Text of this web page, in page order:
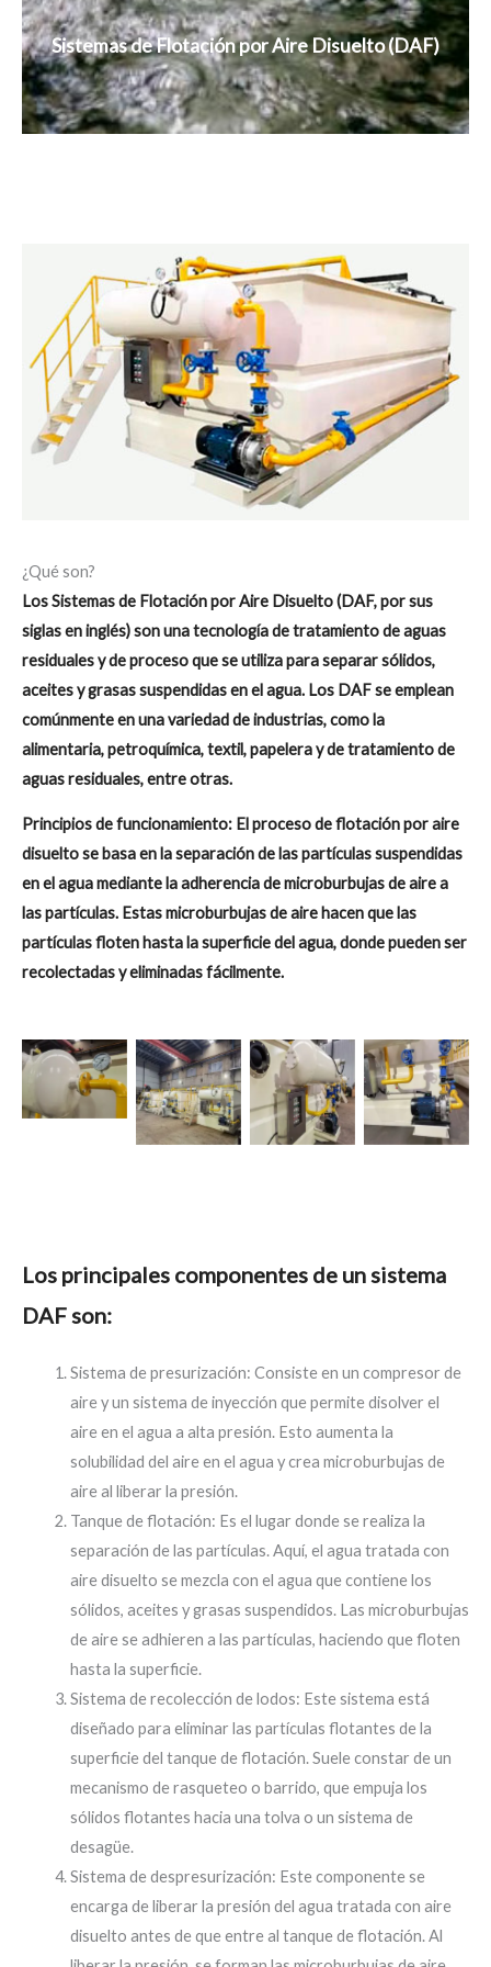
Sistemas de Flotación por Aire Disuelto (DAF)
¿Qué son?
Los Sistemas de Flotación por Aire Disuelto (DAF, por sus
siglas en inglés) son una tecnología de tratamiento de aguas
residuales y de proceso que se utiliza para separar sólidos,
aceites y grasas suspendidas en el agua. Los DAF se emplean
comúnmente en una variedad de industrias, como la
alimentaria, petroquímica, textil, papelera y de tratamiento de
aguas residuales, entre otras.
Principios de funcionamiento: El proceso de flotación por aire
disuelto se basa en la separación de las partículas suspendidas
en el agua mediante la adherencia de microburbujas de aire a
las partículas. Estas microburbujas de aire hacen que las
partículas floten hasta la superficie del agua, donde pueden ser
recolectadas y eliminadas fácilmente.
Imagen
ilustrativa,
Imagen
ilustrativa,
el diseño
Imagen
ilustrativa,
el diseño
Imagen
ilustrativa,
el diseño
Los principales componentes de un sistema
DAF son:
Sistema de presurización: Consiste en un compresor de
aire y un sistema de inyección que permite disolver el
aire en el agua a alta presión. Esto aumenta la
solubilidad del aire en el agua y crea microburbujas de
aire al liberar la presión.
Tanque de flotación: Es el lugar donde se realiza la
separación de las partículas. Aquí, el agua tratada con
aire disuelto se mezcla con el agua que contiene los
sólidos, aceites y grasas suspendidos. Las microburbujas
de aire se adhieren a las partículas, haciendo que floten
hasta la superficie.
Sistema de recolección de lodos: Este sistema está
diseñado para eliminar las partículas flotantes de la
superficie del tanque de flotación. Suele constar de un
mecanismo de rasqueteo o barrido, que empuja los
sólidos flotantes hacia una tolva o un sistema de
desagüe.
Sistema de despresurización: Este componente se
encarga de liberar la presión del agua tratada con aire
disuelto antes de que entre al tanque de flotación. Al